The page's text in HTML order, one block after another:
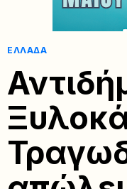
ΕΛΛΆΔΑ